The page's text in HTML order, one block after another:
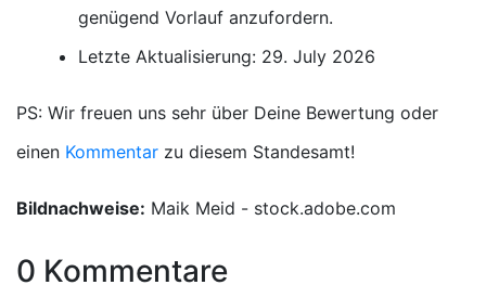
genügend Vorlauf anzufordern.
Letzte Aktualisierung: 29. July 2026
PS: Wir freuen uns sehr über Deine Bewertung oder
einen Kommentar zu diesem Standesamt!
Bildnachweise: Maik Meid - stock.adobe.com
0 Kommentare